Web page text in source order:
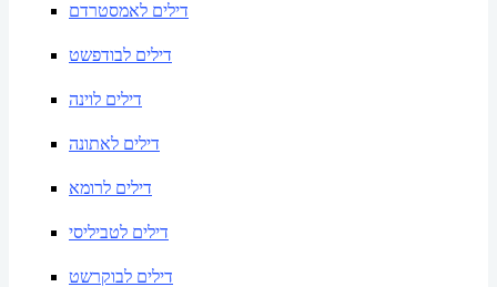
דילים לאמסטרדם
דילים לבודפשט
דילים לוינה
דילים לאתונה
דילים לרומא
דילים לטביליסי
דילים לבוקרשט